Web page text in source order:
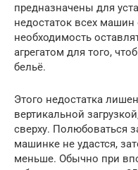
предназначены для
недостаток всех
необходимость
агрегатом для того,
бельё.
Этого недостатка
вертикальной
сверху. Полюбоваться
машинке не удастся,
меньше. Обычно при